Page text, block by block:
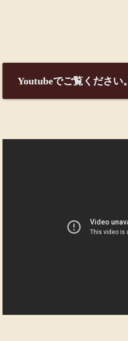
Youtubeでご覧ください。